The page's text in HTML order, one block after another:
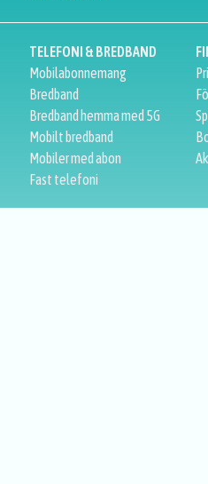
TELEFONI & BREDBAND
Mobilabonnemang
Bredband
Bredband hemma med 5G
Mobilt bredband
Mobiler med abon
Fast telefoni